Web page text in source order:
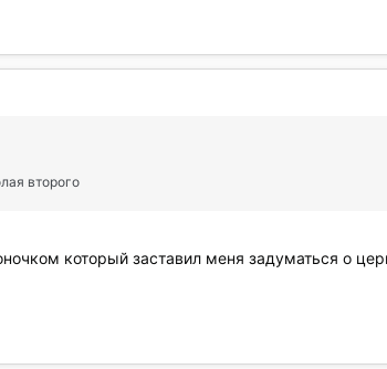
второго
который заставил меня задуматься о